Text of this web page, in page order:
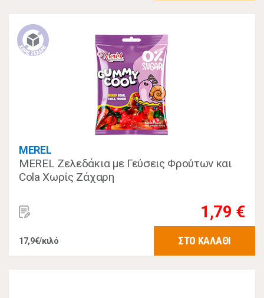
MEREL
MEREL Ζελεδάκια με Γεύσεις Φρούτων και
Cola Χωρίς Ζάχαρη
1,79 €
17,9€/κιλό ΣΤΟ ΚΑΛΑΘΙ